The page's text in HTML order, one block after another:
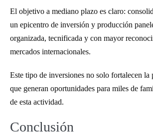
El objetivo a mediano plazo es claro:
un epicentro de inversión y producción
organizada, tecnificada y con mayor
mercados internacionales.
Este tipo de inversiones no solo fortalecen la
que generan oportunidades para miles de
de esta actividad.
Conclusión